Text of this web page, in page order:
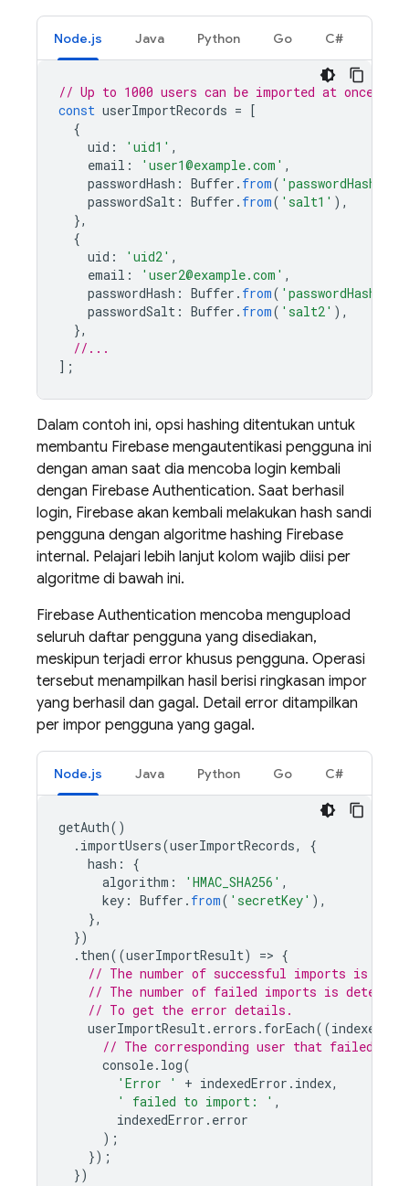
Node.js Java Python Go C#
// Up to 1000 users can be imported at once.
const userImportRecords = [
{
uid : 'uid1' ,
email : 'user1@example.com' ,
passwordHash : Buffer . from( 'passwordHash1'
passwordSalt : Buffer . from( 'salt1' ),
},
{
uid : 'uid2' ,
email : 'user2@example.com' ,
passwordHash : Buffer . from( 'passwordHash2'
passwordSalt : Buffer . from( 'salt2' ),
},
//...
];
Dalam contoh ini, opsi hashing ditentukan untuk
membantu Firebase mengautentikasi pengguna ini
dengan aman saat dia mencoba login kembali
dengan Firebase Authentication. Saat berhasil
login, Firebase akan kembali melakukan hash sandi
pengguna dengan algoritme hashing Firebase
internal. Pelajari lebih lanjut kolom wajib diisi per
algoritme di bawah ini.
Firebase Authentication mencoba mengupload
seluruh daftar pengguna yang disediakan,
meskipun terjadi error khusus pengguna. Operasi
tersebut menampilkan hasil berisi ringkasan impor
yang berhasil dan gagal. Detail error ditampilkan
per impor pengguna yang gagal.
Node.js Java Python Go C#
getAuth()
. importUsers(userImportRecords,
{
hash :
{
algorithm : 'HMAC_SHA256' ,
key : Buffer . from( 'secretKey' ),
},
})
. then((userImportResult) => {
// The number of successful imports is
// The number of failed imports is
// To get the error details.
userImportResult. errors . forEach((
// The corresponding user that failed to
console. log(
'Error '
+ indexedError . index,
' failed to import: ' ,
indexedError . error
);
});
})